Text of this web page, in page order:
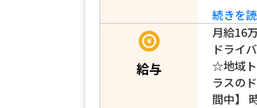
続きを
給与
月給16
ドライ
☆地域
ラスの
間中】